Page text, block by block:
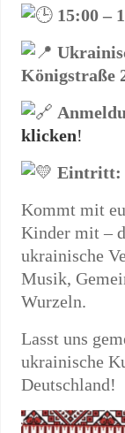
15:00 –
Königstraße
klicken!
Eintritt:
Kommt mit
Kinder mit –
ukrainische
Musik,
Wurzeln.
Lasst uns
ukrainische
Deutschland!